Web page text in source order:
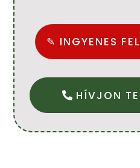
✎ INGYENES
HÍVJON